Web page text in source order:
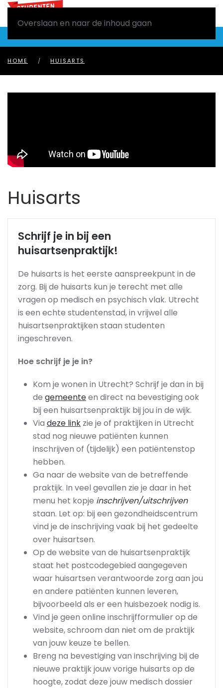
Overslaan en naar de inhoud gaan
HOME HUISARTS
Huisarts
Schrijf je in bij een
huisartsenpraktijk!
De huisarts is het eerste aanspreekpunt in de
zorg. Bij de huisarts kun je terecht met alle
vragen op medisch en psychisch vlak. Utrecht
is een echte studentenstad, in vrijwel alle
huisartsenpraktijken staan studenten
ingeschreven.
Hoe schrijf je je in?
Kom je wonen in Utrecht? Schrijf je dan in bij
de gemeenteen direct na bevestiging ook
bij een huisartsenpraktijk bij jou in de wijk.
Via deze link zie je of praktijken in Utrecht
stad nog nieuwe patiënten kunnen
inschrijven of (tijdelijk) een patiëntenstop
hebben.
Ga naar de website van de betreffende
praktijk. In veel gevallen zie je daar in het
menu het kopje inschrijven/uitschrijven
staan. Let op: bij een gezondheidscentrum
vind je de inschrijving vaak bij het gedeelte
over huisartsen.
Op de website van de huisartsenpraktijk
staat het postcodegebied aangegeven
waar huisartsen verantwoorde zorg aan jou
en andere patiënten kunnen leveren,
bijvoorbeeld als er een huisbezoek nodig is.
Vind je geen online inschrijfformulier op de
website, schroom dan niet om de praktijk
van jouw keuze te bellen.
Breng na bevestiging van inschrijving bij de
nieuwe praktijk jouw vorige huisarts op de
hoogte, zodat deze jouw medisch dossier